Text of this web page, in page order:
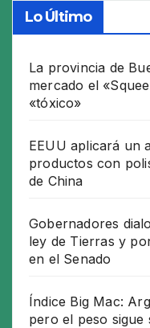
Lo Último
La provincia de
mercado el
«tóxico»
EEUU aplicará un
productos con
de China
Gobernadores
ley de Tierras y
en el Senado
Índice Big Mac:
pero el peso sigue